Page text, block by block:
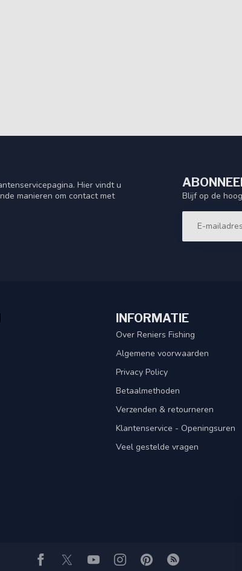
Hier vindt u
manieren om contact met
Blijf op de
INFORMATIE
Over Reniers Fishing
Algemene voorwaarden
Privacy Policy
Betaalmethoden
Verzenden & retourneren
Klantenservice - Openingsuren
Veel gestelde vragen